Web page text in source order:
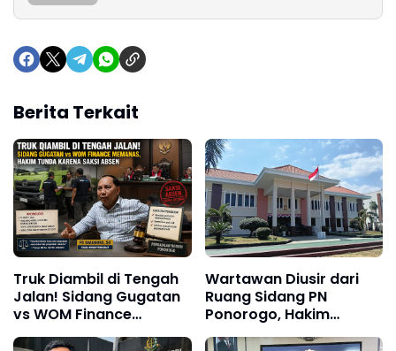
Berita Terkait
Truk Diambil di Tengah
Jalan! Sidang Gugatan
vs WOM Finance
Memanas, Hakim Tunda
Wartawan Diusir dari
Ruang Sidang PN
Ponorogo, Hakim
Ngamuk Gegara Cara